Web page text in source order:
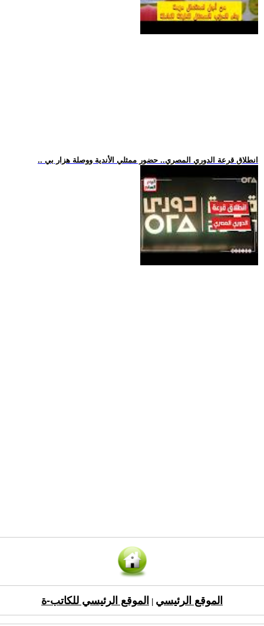
.. انطلاق قرعة الدوري المصري.. حضور ممثلي الأندية ووصلة هزار بي
الموقع الرئيسي الموقع الرئيسي للكاتب-ة